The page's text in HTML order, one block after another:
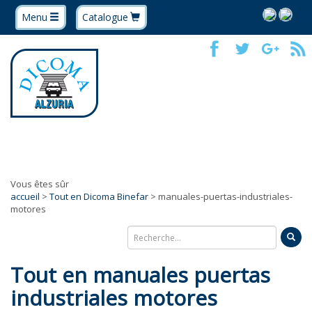
Menu Catalogue
Vous êtes sûr
accueil > Tout en Dicoma Binefar > manuales-puertas-industriales-
motores
Tout en manuales puertas
industriales motores